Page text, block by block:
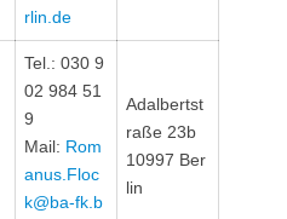
rlin.de
Tel.: 030 9
02 984 51
9
Mail: Rom
anus.Floc
k@ba-fk.b
Adalbertst
raße 23b
10997 Ber
lin